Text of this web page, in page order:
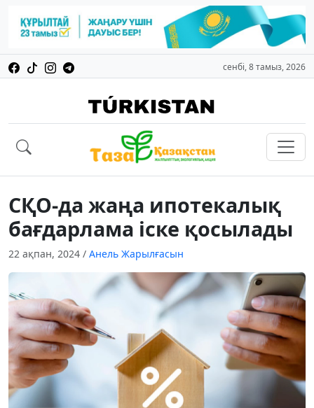
сенбі, 8 тамыз, 2026
СҚО-да жаңа ипотекалық
бағдарлама іске қосылады
22 ақпан, 2024 / Анель Жарылғасын